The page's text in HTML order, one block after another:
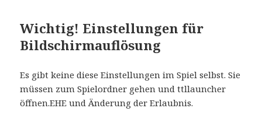
Wichtig! Einstellungen für
Bildschirmauflösung
Es gibt keine diese Einstellungen im Spiel selbst. Sie
müssen zum Spielordner gehen und ttllauncher
öffnen.EHE und Änderung der Erlaubnis.